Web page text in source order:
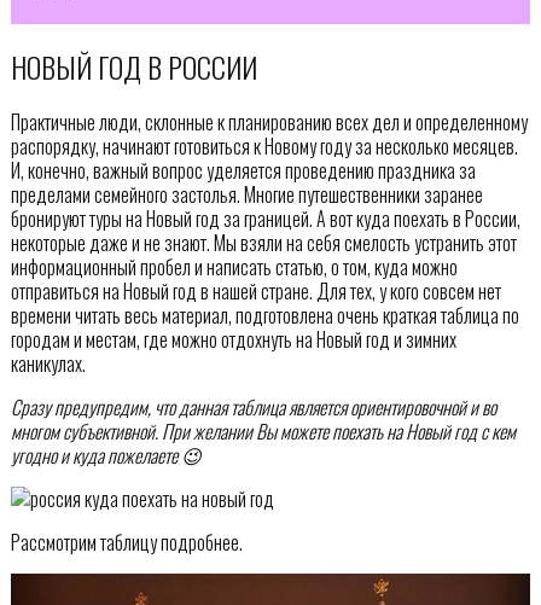
НОВЫЙ ГОД В РОССИИ
Практичные люди, склонные к планированию всех дел и определенному
распорядку, начинают готовиться к Новому году за несколько месяцев.
И, конечно, важный вопрос уделяется проведению праздника за
пределами семейного застолья. Многие путешественники заранее
бронируют туры на Новый год за границей. А вот куда поехать в России,
некоторые даже и не знают. Мы взяли на себя смелость устранить этот
информационный пробел и написать статью, о том, куда можно
отправиться на Новый год в нашей стране. Для тех, у кого совсем нет
времени читать весь материал, подготовлена очень краткая таблица по
городам и местам, где можно отдохнуть на Новый год и зимних
каникулах.
Сразу предупредим, что данная таблица является ориентировочной и во
многом субъективной. При желании Вы можете поехать на Новый год с кем
угодно и куда пожелаете 😉
Рассмотрим таблицу подробнее.